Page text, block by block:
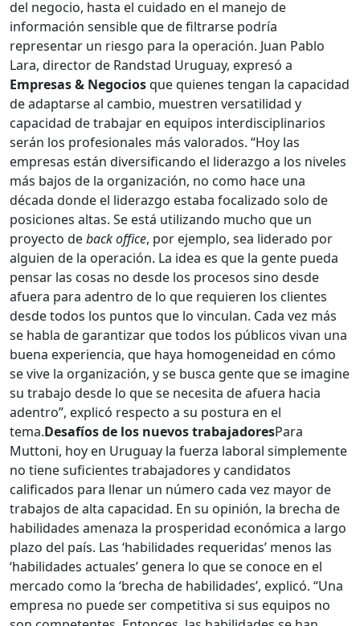
del negocio, hasta el cuidado en el manejo de
información sensible que de filtrarse podría
representar un riesgo para la operación. Juan Pablo
Lara, director de Randstad Uruguay, expresó a
Empresas & Negociosque quienes tengan la capacidad
de adaptarse al cambio, muestren versatilidad y
capacidad de trabajar en equipos interdisciplinarios
serán los profesionales más valorados. “Hoy las
empresas están diversificando el liderazgo a los niveles
más bajos de la organización, no como hace una
década donde el liderazgo estaba focalizado solo de
posiciones altas. Se está utilizando mucho que un
proyecto deback office, por ejemplo, sea liderado por
alguien de la operación. La idea es que la gente pueda
pensar las cosas no desde los procesos sino desde
afuera para adentro de lo que requieren los clientes
desde todos los puntos que lo vinculan. Cada vez más
se habla de garantizar que todos los públicos vivan una
buena experiencia, que haya homogeneidad en cómo
se vive la organización, y se busca gente que se imagine
su trabajo desde lo que se necesita de afuera hacia
adentro”, explicó respecto a su postura en el
tema.Desafíos de los nuevos trabajadoresPara
Muttoni, hoy en Uruguay la fuerza laboral simplemente
no tiene suficientes trabajadores y candidatos
calificados para llenar un número cada vez mayor de
trabajos de alta capacidad. En su opinión, la brecha de
habilidades amenaza la prosperidad económica a largo
plazo del país. Las ‘habilidades requeridas’ menos las
‘habilidades actuales’ genera lo que se conoce en el
mercado como la ‘brecha de habilidades’, explicó. “Una
empresa no puede ser competitiva si sus equipos no